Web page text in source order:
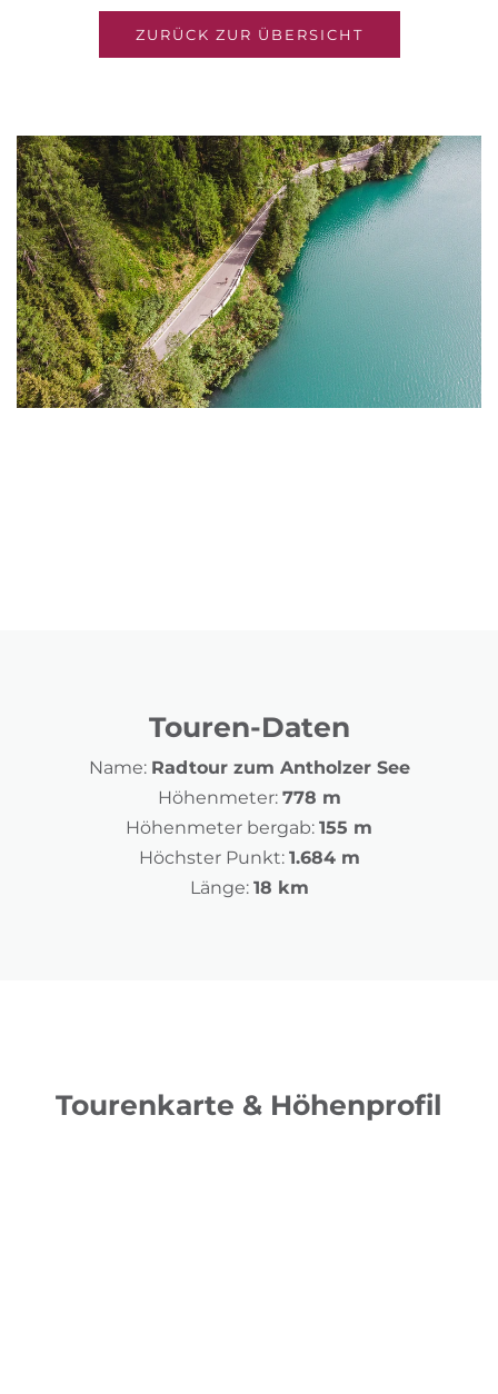
ZURÜCK ZUR ÜBERSICHT
Touren-Daten
Name: Radtour zum Antholzer See
Höhenmeter: 778 m
Höhenmeter bergab: 155 m
Höchster Punkt: 1.684 m
Länge: 18 km
Tourenkarte & Höhenprofil